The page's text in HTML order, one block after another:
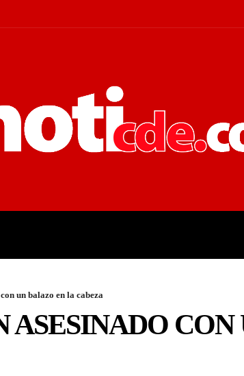
un balazo en la cabeza
ASESINADO